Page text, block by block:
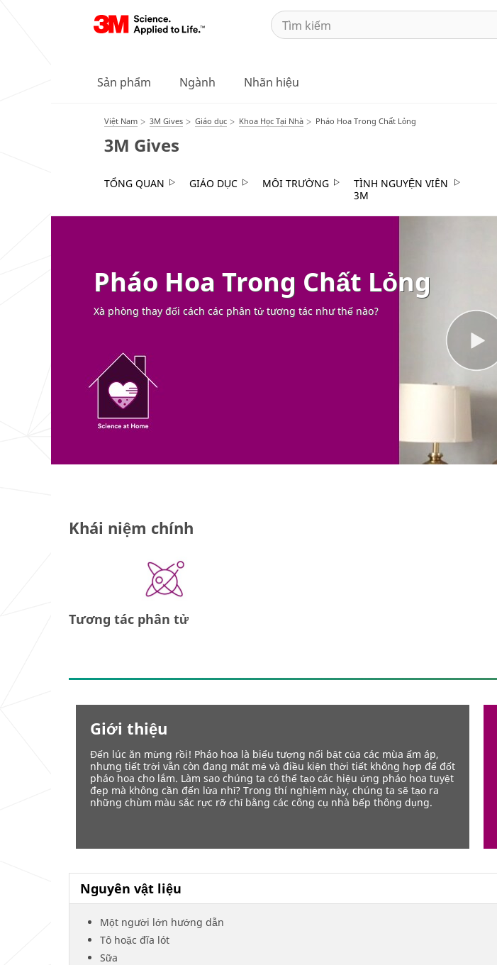
Sản phẩm Ngành Nhãn hiệu
Việt Nam 3M Gives Giáo dục Khoa Học Tại Nhà Pháo Hoa Trong Chất Lỏng
3M Gives
TỔNG QUAN GIÁO DỤC MÔI TRƯỜNG
TÌNH NGUYỆN VIÊN
3M
Pháo Hoa Trong Chất Lỏng
Xà phòng thay đối cách các phân tử tương tác như thế nào?
Khái niệm chính
Tương tác phân tử
Giới thiệu
Đến lúc ăn mừng rồi! Pháo hoa là biểu tượng nổi bật của các mùa ấm áp,
nhưng tiết trời vẫn còn đang mát mẻ và điều kiện thời tiết không hợp để đốt
pháo hoa cho lắm. Làm sao chúng ta có thể tạo các hiệu ứng pháo hoa tuyệt
đẹp mà không cần đến lửa nhỉ? Trong thí nghiệm này, chúng ta sẽ tạo ra
những chùm màu sắc rực rỡ chỉ bằng các công cụ nhà bếp thông dụng.
Nguyên vật liệu
Một người lớn hướng dẫn
Tô hoặc đĩa lót
Sữa